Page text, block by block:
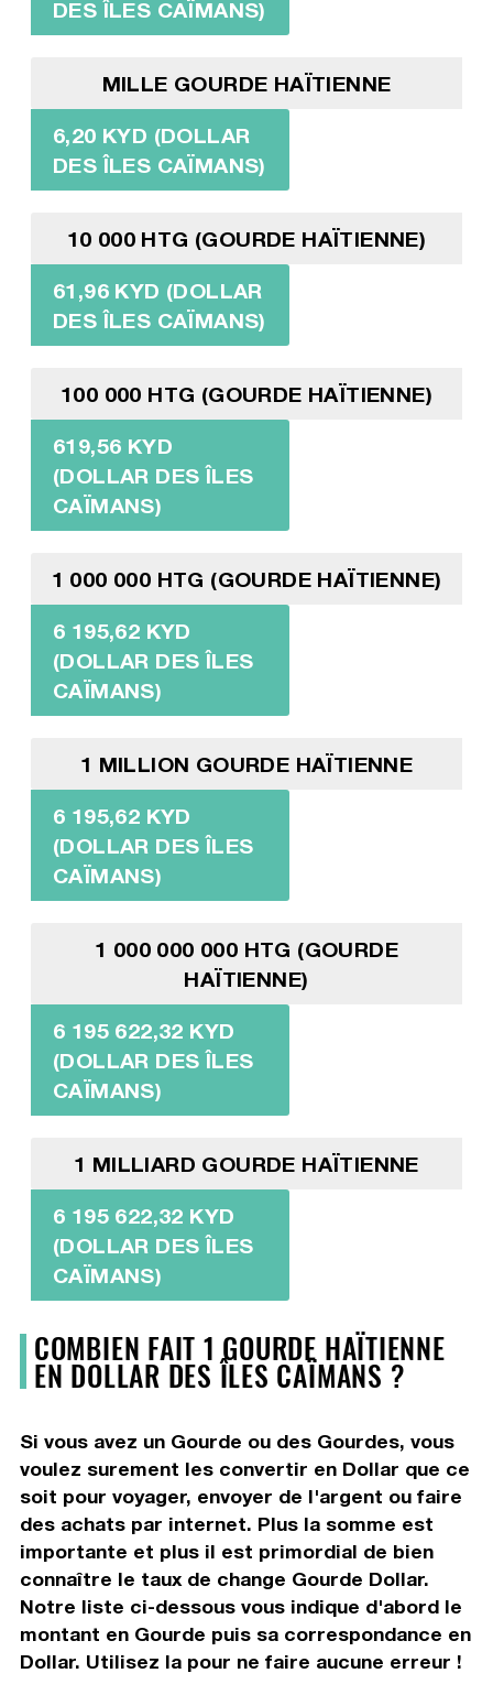
DES ÎLES CAÏMANS)
MILLE GOURDE HAÏTIENNE
6,20 KYD (DOLLAR
DES ÎLES CAÏMANS)
10 000 HTG (GOURDE HAÏTIENNE)
61,96 KYD (DOLLAR
DES ÎLES CAÏMANS)
100 000 HTG (GOURDE HAÏTIENNE)
619,56 KYD
(DOLLAR DES ÎLES
CAÏMANS)
1 000 000 HTG (GOURDE HAÏTIENNE)
6 195,62 KYD
(DOLLAR DES ÎLES
CAÏMANS)
1 MILLION GOURDE HAÏTIENNE
6 195,62 KYD
(DOLLAR DES ÎLES
CAÏMANS)
1 000 000 000 HTG (GOURDE
HAÏTIENNE)
6 195 622,32 KYD
(DOLLAR DES ÎLES
CAÏMANS)
1 MILLIARD GOURDE HAÏTIENNE
6 195 622,32 KYD
(DOLLAR DES ÎLES
CAÏMANS)
COMBIEN FAIT 1 GOURDE HAÏTIENNE
EN DOLLAR DES ÎLES CAÏMANS ?
Si vous avez un Gourde ou des Gourdes, vous
voulez surement les convertir en Dollar que ce
soit pour voyager, envoyer de l'argent ou faire
des achats par internet. Plus la somme est
importante et plus il est primordial de bien
connaître le taux de change Gourde Dollar.
Notre liste ci-dessous vous indique d'abord le
montant en Gourde puis sa correspondance en
Dollar. Utilisez la pour ne faire aucune erreur !